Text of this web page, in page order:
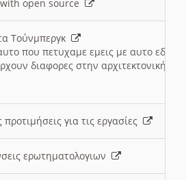
open source
Τούνμπεργκ
που πετυχαμε εμεις με αυτο εδω
διαφορες στην αρχιτεκτονική
για τις εργασίες
ερωτηματολογιων